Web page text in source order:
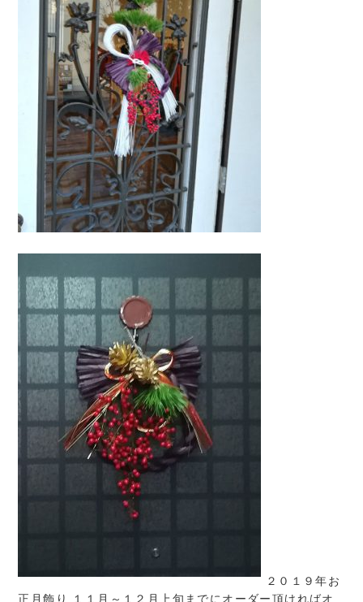
２０１９年お
正月飾り １１月～１２月上旬までにオーダー頂ければオ